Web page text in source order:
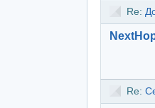
Re:
Re: